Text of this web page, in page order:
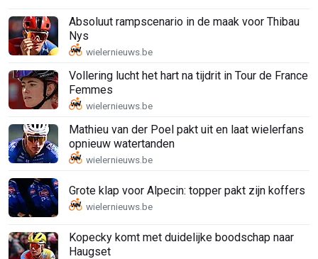
Absoluut rampscenario in de maak voor Thibau
Nys
Vollering lucht het hart na tijdrit in Tour de France
Femmes
Mathieu van der Poel pakt uit en laat wielerfans
opnieuw watertanden
Grote klap voor Alpecin: topper pakt zijn koffers
Kopecky komt met duidelijke boodschap naar
Haugset